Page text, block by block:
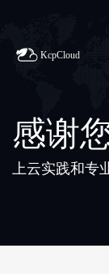
KcpCloud
感谢
上云实践和专